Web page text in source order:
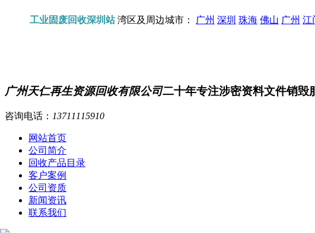
工业固废回收深圳站湾区及周边城市： 广州 深圳 珠海 佛山 广州 江
广州天仁再生资源回收有限公司二十年专注涉密资料文件销毁
咨询电话： 13711115910
网站首页
公司简介
回收产品目录
客户案例
公司资质
新闻资讯
联系我们